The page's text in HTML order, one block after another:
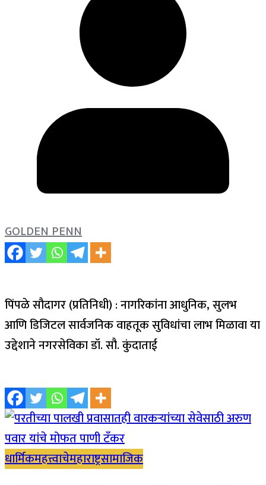
GOLDEN PENN
पिंपळे सौदागर (प्रतिनिधी) : नागरिकांना आधुनिक, सुलभ
आणि डिजिटल सार्वजनिक वाहतूक सुविधांचा लाभ मिळावा या
उद्देशाने नगरसेविका डॉ. सौ. कुंदाताई
धार्मिकमहत्त्वाचेमहाराष्ट्रसामाजिक